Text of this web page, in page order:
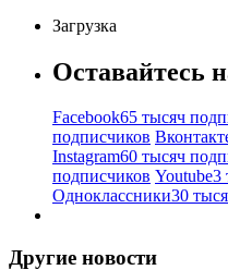
Загрузка
Оставайтесь
Facebook65 тысяч
подписчиков
Instagram60 тысяч
подписчиков Youtube3
Одноклассники30
Другие новости